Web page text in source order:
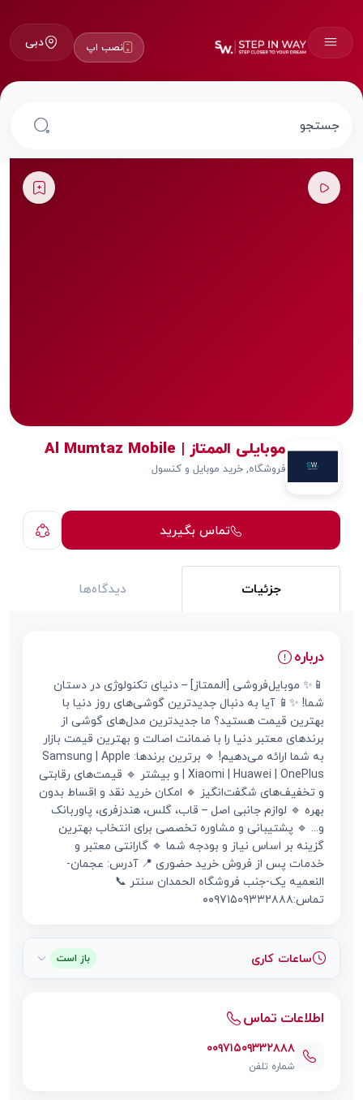
نصب اپ دبی
موبایلی الممتاز | Al Mumtaz Mobile
فروشگاه, خرید موبایل و کنسول
تماس بگیرید
جزئیات دیدگاه‌ها
درباره
📱✨ موبایل‌فروشی [الممتاز] – دنیای تکنولوژی در دستان
شما! ✨📱 آیا به دنبال جدیدترین گوشی‌های روز دنیا با
بهترین قیمت هستید؟ ما جدیدترین مدل‌های گوشی از
برندهای معتبر دنیا را با ضمانت اصالت و بهترین قیمت بازار
به شما ارائه می‌دهیم! 🔹 برترین برندها: Samsung | Apple
| Xiaomi | Huawei | OnePlus و بیشتر 🔹 قیمت‌های رقابتی
و تخفیف‌های شگفت‌انگیز 🔹 امکان خرید نقد و اقساط بدون
بهره 🔹 لوازم جانبی اصل – قاب، گلس، هندزفری، پاوربانک
و... 🔹 پشتیبانی و مشاوره تخصصی برای انتخاب بهترین
گزینه بر اساس نیاز و بودجه شما 🔹 گارانتی معتبر و
خدمات پس از فروش خرید حضوری 📍 آدرس: عجمان-
النعمیه یک-جنب فروشگاه الحمدان سنتر 📞
تماس:۰۰۹۷۱۵۰۹۳۳۲۸۸۸
ساعات کاری باز است
اطلاعات تماس
۰۰۹۷۱۵۰۹۳۳۲۸۸۸
شماره تلفن